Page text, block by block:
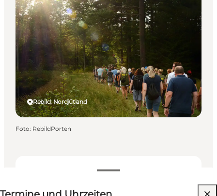
Termine und Uhrzeiten
Website besuchen
Rebild, Nordjütland
Foto: RebildPorten